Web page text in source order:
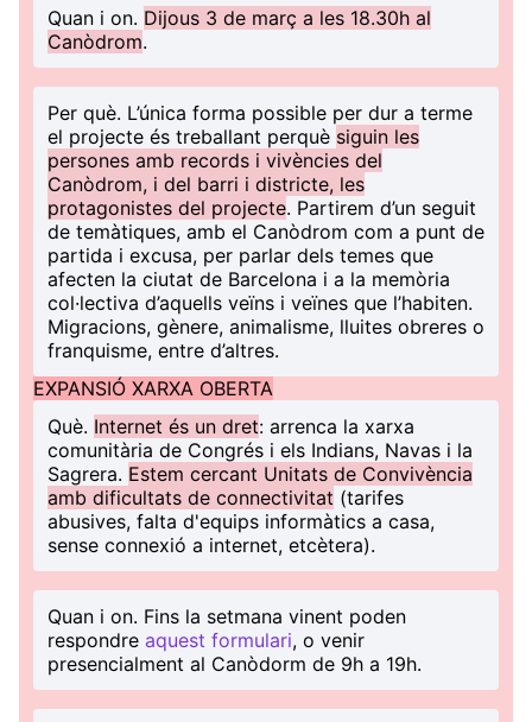
Quan i on. Dijous 3 de març a les 18.30h al
Canòdrom.
Per què. L’única forma possible per dur a terme
el projecte és treballant perquè siguin les
persones amb records i vivències del
Canòdrom, i del barri i districte, les
protagonistes del projecte. Partirem d’un seguit
de temàtiques, amb el Canòdrom com a punt de
partida i excusa, per parlar dels temes que
afecten la ciutat de Barcelona i a la memòria
col·lectiva d’aquells veïns i veïnes que l’habiten.
Migracions, gènere, animalisme, lluites obreres o
franquisme, entre d’altres.
EXPANSIÓ XARXA OBERTA
Què. Internet és un dret: arrenca la xarxa
comunitària de Congrés i els Indians, Navas i la
Sagrera. Estem cercant Unitats de Convivència
amb dificultats de connectivitat (tarifes
abusives, falta d'equips informàtics a casa,
sense connexió a internet, etcètera).
Quan i on. Fins la setmana vinent poden
respondre aquest formulari, o venir
presencialment al Canòdorm de 9h a 19h.